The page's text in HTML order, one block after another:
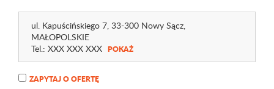
ul. Kapuścińskiego 7, 33-300 Nowy Sącz,
MAŁOPOLSKIE
Tel.: XXX XXX XXX POKAŻ
ZAPYTAJ O OFERTĘ